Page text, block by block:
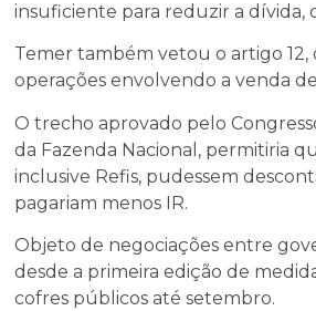
insuficiente para reduzir a dívida,
Temer também vetou o artigo
operações envolvendo a venda
O trecho aprovado pelo
da Fazenda Nacional, permitiria
inclusive Refis, pudessem
pagariam menos IR.
Objeto de negociações entre
desde a primeira edição de
cofres públicos até setembro.